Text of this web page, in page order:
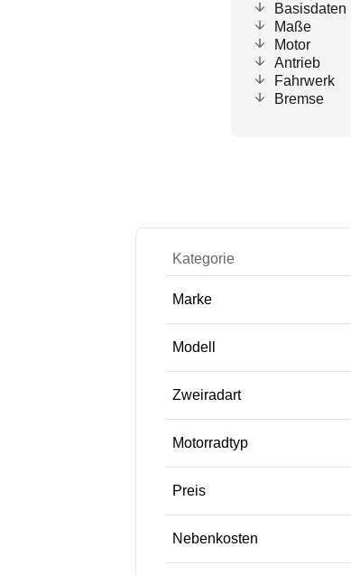
Basisdaten
Maße
Motor
Antrieb
Fahrwerk
Bremse
Kategorie
Marke
Modell
Zweiradart
Motorradtyp
Preis
Nebenkosten